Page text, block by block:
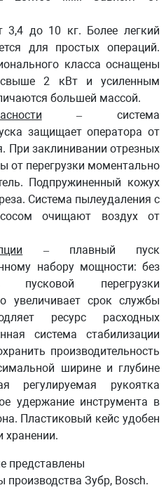
3,4 до 10 кг. Более легкий
для простых операций.
класса оснащены
свыше 2 кВт и усиленным
большей массой.
– система
защищает оператора от
При заклинивании отрезных
от перегрузки моментально
Подпружиненный кожух
Система пылеудаления с
очищают воздух от
– плавный пуск
набору мощности: без
перегрузки
увеличивает срок службы
ресурс расходных
система стабилизации
производительность
ширине и глубине
регулируемая рукоятка
удержание инструмента в
Пластиковый кейс удобен
хранении.
представлены
производства Зубр, Bosch.